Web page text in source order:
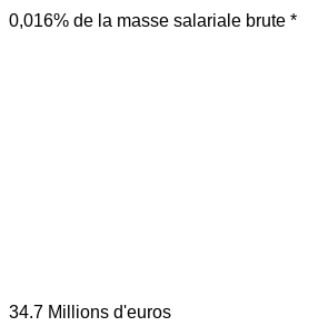
0,016% de la masse salariale brute *
34.7 Millions d'euros